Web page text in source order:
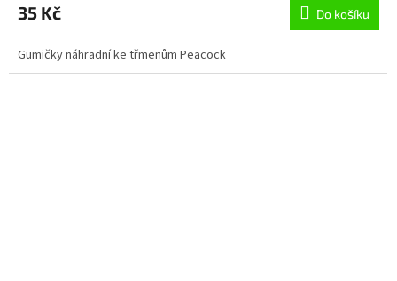
35 Kč Do košíku
Gumičky náhradní ke třmenům Peacock